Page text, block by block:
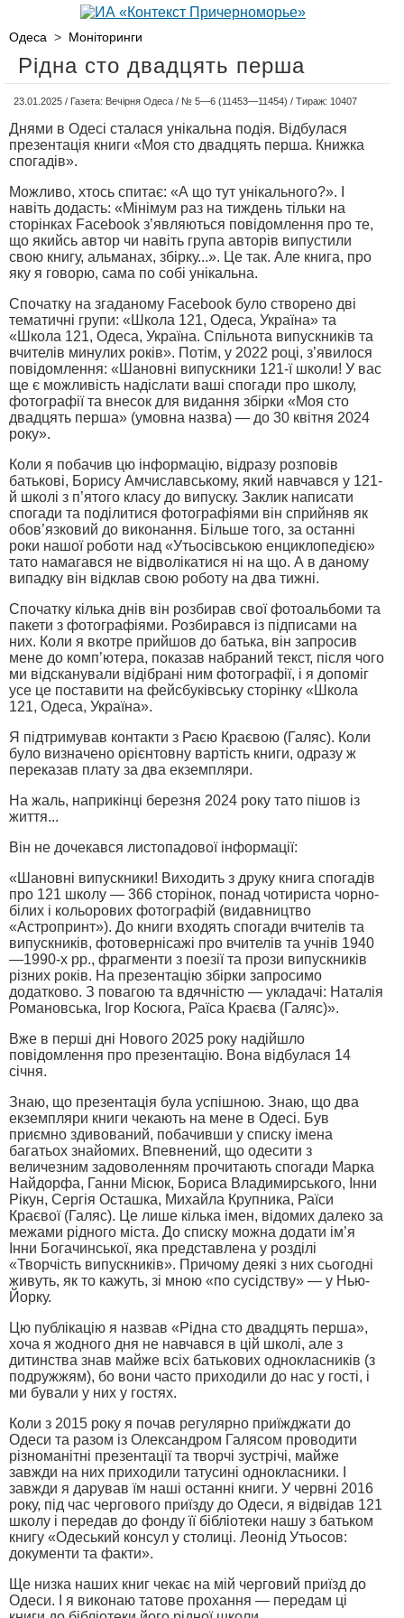
Одеса > Моніторинги
Рідна сто двадцять перша
23.01.2025 / Газета: Вечірня Одеса / № 5—6 (11453—11454) / Тираж: 10407
Днями в Одесі сталася унікальна подія. Відбулася
презентація книги «Моя сто двадцять перша. Книжка
спогадів».
Можливо, хтось спитає: «А що тут унікального?». І
навіть додасть: «Мінімум раз на тиждень тільки на
сторінках Facebook з’являються повідомлення про те,
що якийсь автор чи навіть група авторів випустили
свою книгу, альманах, збірку...». Це так. Але книга, про
яку я говорю, сама по собі унікальна.
Спочатку на згаданому Facebook було створено дві
тематичні групи: «Школа 121, Одеса, Україна» та
«Школа 121, Одеса, Україна. Спільнота випускників та
вчителів минулих років». Потім, у 2022 році, з’явилося
повідомлення: «Шановні випускники 121-ї школи! У вас
ще є можливість надіслати ваші спогади про школу,
фотографії та внесок для видання збірки «Моя сто
двадцять перша» (умовна назва) — до 30 квітня 2024
року».
Коли я побачив цю інформацію, відразу розповів
батькові, Борису Амчиславському, який навчався у 121-
й школі з п’ятого класу до випуску. Заклик написати
спогади та поділитися фотографіями він сприйняв як
обов’язковий до виконання. Більше того, за останні
роки нашої роботи над «Утьосівською енциклопедією»
тато намагався не відволікатися ні на що. А в даному
випадку він відклав свою роботу на два тижні.
Спочатку кілька днів він розбирав свої фотоальбоми та
пакети з фотографіями. Розбирався із підписами на
них. Коли я вкотре прийшов до батька, він запросив
мене до комп’ютера, показав набраний текст, після чого
ми відсканували відібрані ним фотографії, і я допоміг
усе це поставити на фейсбуківську сторінку «Школа
121, Одеса, Україна».
Я підтримував контакти з Раєю Краєвою (Галяс). Коли
було визначено орієнтовну вартість книги, одразу ж
переказав плату за два екземпляри.
На жаль, наприкінці березня 2024 року тато пішов із
життя...
Він не дочекався листопадової інформації:
«Шановні випускники! Виходить з друку книга спогадів
про 121 школу — 366 сторінок, понад чотириста чорно-
білих і кольорових фотографій (видавництво
«Астропринт»). До книги входять спогади вчителів та
випускників, фотовернісажі про вчителів та учнів 1940
—1990-х рр., фрагменти з поезії та прози випускників
різних років. На презентацію збірки запросимо
додатково. З повагою та вдячністю — укладачі: Наталія
Романовська, Ігор Косюга, Раїса Краєва (Галяс)».
Вже в перші дні Нового 2025 року надійшло
повідомлення про презентацію. Вона відбулася 14
січня.
Знаю, що презентація була успішною. Знаю, що два
екземпляри книги чекають на мене в Одесі. Був
приємно здивований, побачивши у списку імена
багатьох знайомих. Впевнений, що одесити з
величезним задоволенням прочитають спогади Марка
Найдорфа, Ганни Місюк, Бориса Владимирського, Інни
Рікун, Сергія Осташка, Михайла Крупника, Раїси
Краєвої (Галяс). Це лише кілька імен, відомих далеко за
межами рідного міста. До списку можна додати ім’я
Інни Богачинської, яка представлена у розділі
«Творчість випускників». Причому деякі з них сьогодні
живуть, як то кажуть, зі мною «по сусідству» — у Нью-
Йорку.
Цю публікацію я назвав «Рідна сто двадцять перша»,
хоча я жодного дня не навчався в цій школі, але з
дитинства знав майже всіх батькових однокласників (з
подружжям), бо вони часто приходили до нас у гості, і
ми бували у них у гостях.
Коли з 2015 року я почав регулярно приїжджати до
Одеси та разом із Олександром Галясом проводити
різноманітні презентації та творчі зустрічі, майже
завжди на них приходили татусині однокласники. І
завжди я дарував їм наші останні книги. У червні 2016
року, під час чергового приїзду до Одеси, я відвідав 121
школу і передав до фонду її бібліотеки нашу з батьком
книгу «Одеський консул у столиці. Леонід Утьосов:
документи та факти».
Ще низка наших книг чекає на мій черговий приїзд до
Одеси. І я виконаю татове прохання — передам ці